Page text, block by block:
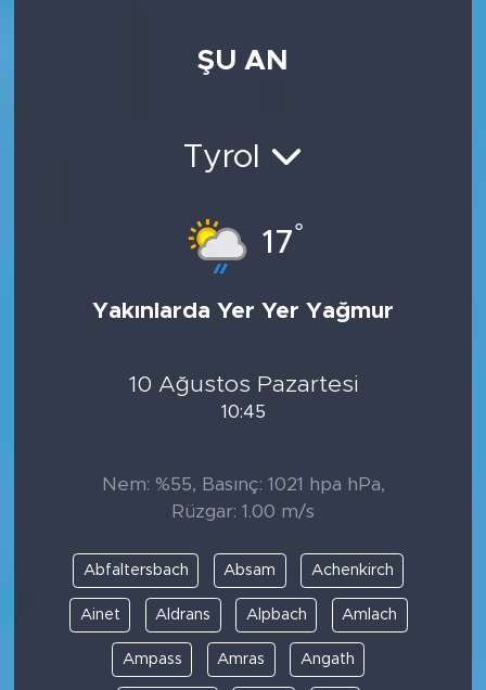
ŞU AN
Tyrol
17°
Yakınlarda Yer Yer Yağmur
10 Ağustos Pazartesi
10:45
Nem: %55, Basınç: 1021 hpa hPa,
Rüzgar: 1.00 m/s
Abfaltersbach Absam Achenkirch
Ainet Aldrans Alpbach Amlach
Ampass Amras Angath